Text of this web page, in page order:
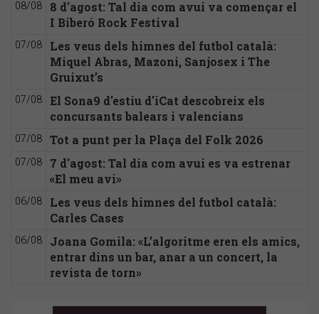
08/08
8 d'agost: Tal dia com avui va començar el
I Biberó Rock Festival
07/08
Les veus dels himnes del futbol català:
Miquel Abras, Mazoni, Sanjosex i The
Gruixut’s
07/08
El Sona9 d'estiu d'iCat descobreix els
concursants balears i valencians
07/08 Tot a punt per la Plaça del Folk 2026
07/08
7 d'agost: Tal dia com avui es va estrenar
«El meu avi»
06/08
Les veus dels himnes del futbol català:
Carles Cases
06/08
Joana Gomila: «L’algoritme eren els amics,
entrar dins un bar, anar a un concert, la
revista de torn»